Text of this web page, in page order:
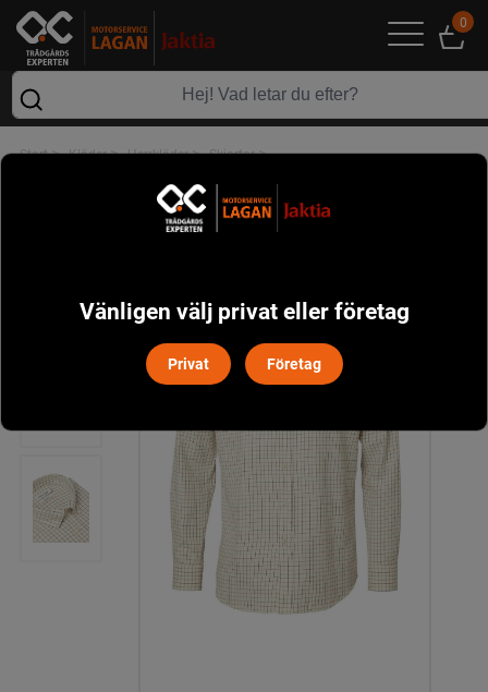
0
Start> Kläder> Herrkläder> Skjortor>
Vänligen välj privat eller företag
Privat Företag